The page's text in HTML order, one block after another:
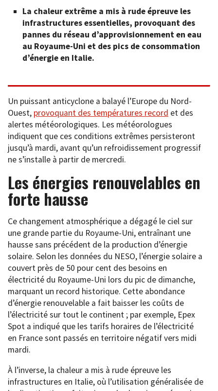
La chaleur extrême a mis à rude épreuve les
infrastructures essentielles, provoquant des
pannes du réseau d’approvisionnement en eau
au Royaume-Uni et des pics de consommation
d’énergie en Italie.
Un puissant anticyclone a balayé l’Europe du Nord-
Ouest, provoquant des températures record et des
alertes météorologiques. Les météorologues
indiquent que ces conditions extrêmes persisteront
jusqu’à mardi, avant qu’un refroidissement progressif
ne s’installe à partir de mercredi.
Les énergies renouvelables en
forte hausse
Ce changement atmosphérique a dégagé le ciel sur
une grande partie du Royaume-Uni, entraînant une
hausse sans précédent de la production d’énergie
solaire. Selon les données du NESO, l’énergie solaire a
couvert près de 50 pour cent des besoins en
électricité du Royaume-Uni lors du pic de dimanche,
marquant un record historique. Cette abondance
d’énergie renouvelable a fait baisser les coûts de
l’électricité sur tout le continent ; par exemple, Epex
Spot a indiqué que les tarifs horaires de l’électricité
en France sont passés en territoire négatif vers midi
mardi.
À l’inverse, la chaleur a mis à rude épreuve les
infrastructures en Italie, où l’utilisation généralisée de